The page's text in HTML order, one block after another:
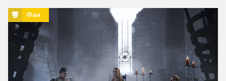
Фан